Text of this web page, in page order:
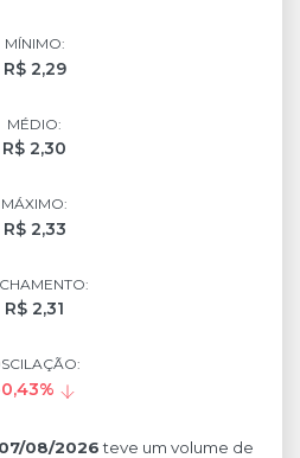
MÍNIMO:
R$ 2,29
MÉDIO:
R$ 2,30
MÁXIMO:
R$ 2,33
R$ 2,31
07/08/2026teve um volume de